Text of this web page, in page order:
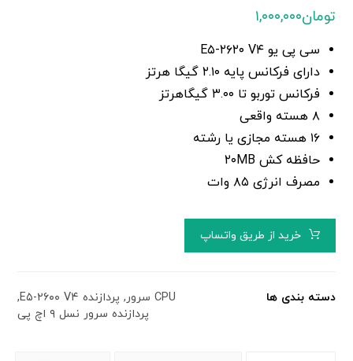
تومان۱,۰۰۰,۰۰۰
سی پی یو E۵-۲۶۲۰ V۴
دارای فرکانس پایه ۲.۱۰ گیگا هرتز
فرکانس توربو تا ۳.۰۰ گیگاهرتز
۸ هسته واقعی
۱۶ هسته مجازی یا رشته
حافظه کش ۲۰MB
مصرف انرژی ۸۵ وات
خرید از طریق واتساپ
دسته بندی ها CPU سرور , پردازنده E۵-۲۶۰۰ V۴
,
پردازنده سرور نسل ۹ اچ پی